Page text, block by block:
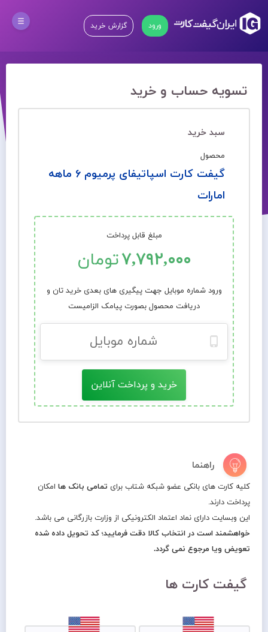
ورود گزارش خرید
تسویه حساب و خرید
سبد خرید
محصول
گیفت کارت اسپاتیفای پرمیوم ۶ ماهه
امارات
مبلغ قابل پرداخت
۷,۷۹۲,۰۰۰تومان
ورود شماره موبایل جهت پیگیری های بعدی خرید تان و
دریافت محصول بصورت پیامک الزامیست
خرید و پرداخت آنلاین
راهنما
کلیه کارت های بانکی عضو شبکه شتاب برای تمامی بانک ها امکان
پرداخت دارند.
این وبسایت دارای نماد اعتماد الکترونیکی از وزارت بازرگانی می باشد.
خواهشمند است در انتخاب کالا دقت فرمایید؛ کد تحویل داده شده
تعویض ویا مرجوع نمی گردد.
گیفت کارت ها